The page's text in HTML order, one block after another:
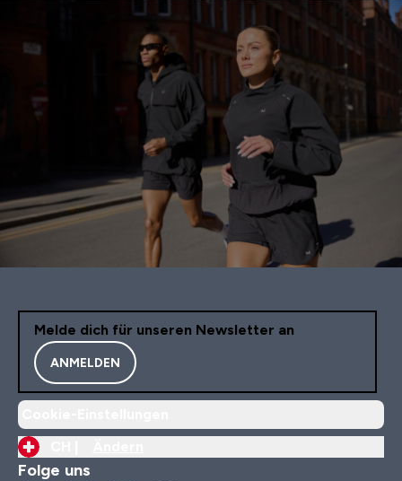
Melde dich für unseren Newsletter an
ANMELDEN
Folge uns